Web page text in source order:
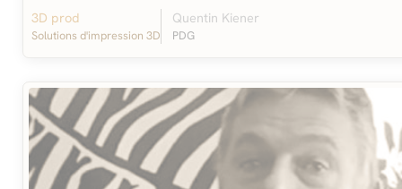
3D prod
Solutions d'impression 3D
Quentin Kiener
PDG